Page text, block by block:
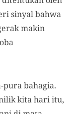
sinyal bahwa
makin
bahagia.
kita hari itu,